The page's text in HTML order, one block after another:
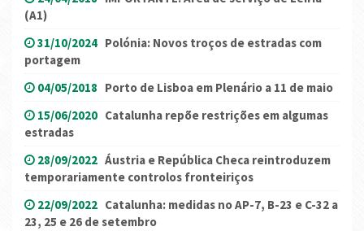
(A1)
31/10/2024 Polónia: Novos troços de estradas com
portagem
04/05/2018 Porto de Lisboa em Plenário a 11 de maio
15/06/2020 Catalunha repõe restrições em algumas
estradas
28/09/2022 Áustria e República Checa reintroduzem
temporariamente controlos fronteiriços
22/09/2022 Catalunha: medidas no AP-7, B-23 e C-32 a
23, 25 e 26 de setembro